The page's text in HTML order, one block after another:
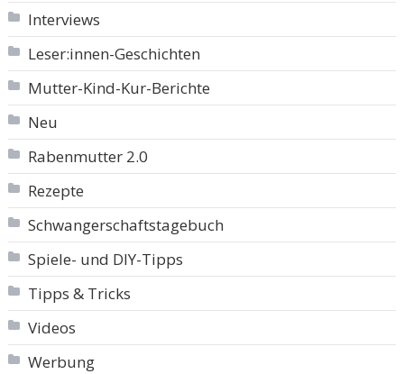
Interviews
Leser:innen-Geschichten
Mutter-Kind-Kur-Berichte
Neu
Rabenmutter 2.0
Rezepte
Schwangerschaftstagebuch
Spiele- und DIY-Tipps
Tipps & Tricks
Videos
Werbung